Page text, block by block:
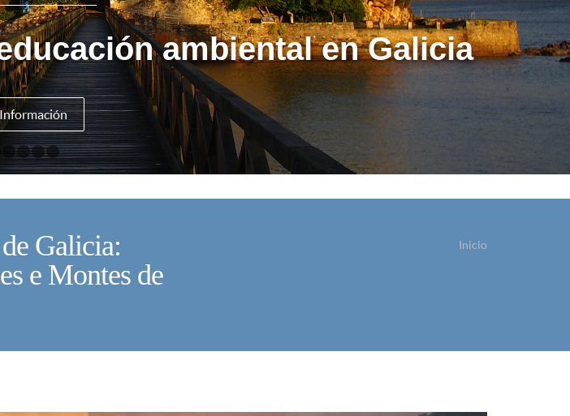
ambiental en Galicia
Galicia:
e Montes de
Inicio